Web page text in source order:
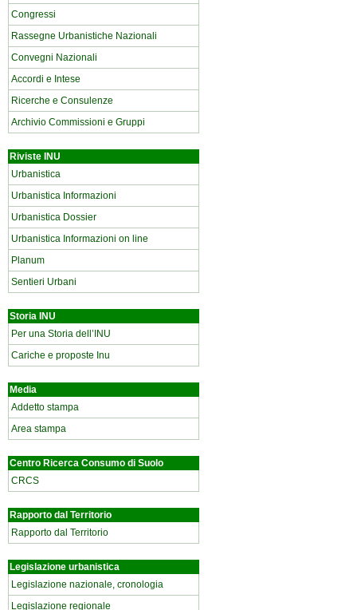
Congressi
Rassegne Urbanistiche Nazionali
Convegni Nazionali
Accordi e Intese
Ricerche e Consulenze
Archivio Commissioni e Gruppi
Riviste INU
Urbanistica
Urbanistica Informazioni
Urbanistica Dossier
Urbanistica Informazioni on line
Planum
Sentieri Urbani
Storia INU
Per una Storia dell’INU
Cariche e proposte Inu
Media
Addetto stampa
Area stampa
Centro Ricerca Consumo di Suolo
CRCS
Rapporto dal Territorio
Rapporto dal Territorio
Legislazione urbanistica
Legislazione nazionale, cronologia
Legislazione regionale